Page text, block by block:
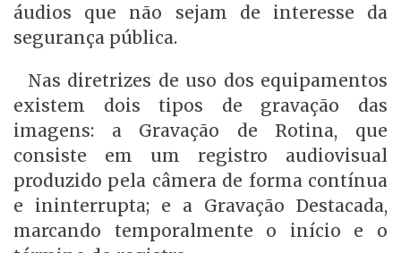
áudios que não sejam de interesse da
segurança pública.
Nas diretrizes de uso dos equipamentos
existem dois tipos de gravação das
imagens: a Gravação de Rotina, que
consiste em um registro audiovisual
produzido pela câmera de forma contínua
e ininterrupta; e a Gravação Destacada,
marcando temporalmente o início e o